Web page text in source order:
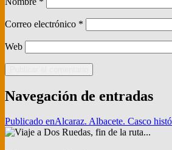
Correo electrónico *
Web
Navegación de entradas
Publicado enAlcaraz. Albacete. Casco